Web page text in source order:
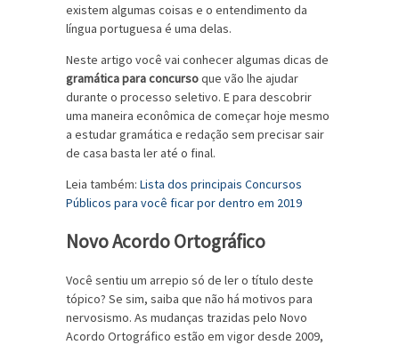
existem algumas coisas e o entendimento da
língua portuguesa é uma delas.
Neste artigo você vai conhecer algumas dicas de
gramática para concursoque vão lhe ajudar
durante o processo seletivo. E para descobrir
uma maneira econômica de começar hoje mesmo
a estudar gramática e redação sem precisar sair
de casa basta ler até o final.
Leia também: Lista dos principais Concursos
Públicos para você ficar por dentro em 2019
Novo Acordo Ortográfico
Você sentiu um arrepio só de ler o título deste
tópico? Se sim, saiba que não há motivos para
nervosismo. As mudanças trazidas pelo Novo
Acordo Ortográfico estão em vigor desde 2009,